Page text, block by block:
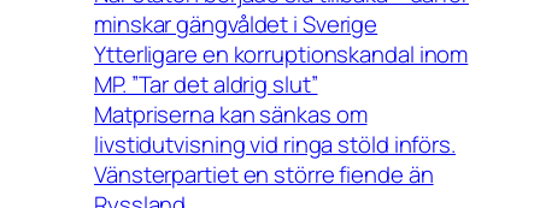
minskar gängvåldet i Sverige
Ytterligare en korruptionskandal inom
MP. ”Tar det aldrig slut”
Matpriserna kan sänkas om
livstidutvisning vid ringa stöld införs.
Vänsterpartiet en större fiende än